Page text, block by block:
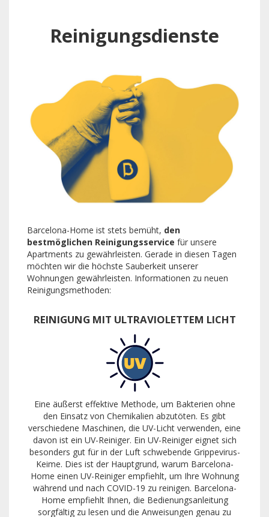
Reinigungsdienste
Barcelona-Home ist stets bemüht, den
bestmöglichen Reinigungsservice für unsere
Apartments zu gewährleisten. Gerade in diesen Tagen
möchten wir die höchste Sauberkeit unserer
Wohnungen gewährleisten. Informationen zu neuen
Reinigungsmethoden:
REINIGUNG MIT ULTRAVIOLETTEM LICHT
Eine äußerst effektive Methode, um Bakterien ohne
den Einsatz von Chemikalien abzutöten. Es gibt
verschiedene Maschinen, die UV-Licht verwenden, eine
davon ist ein UV-Reiniger. Ein UV-Reiniger eignet sich
besonders gut für in der Luft schwebende Grippevirus-
Keime. Dies ist der Hauptgrund, warum Barcelona-
Home einen UV-Reiniger empfiehlt, um Ihre Wohnung
während und nach COVID-19 zu reinigen. Barcelona-
Home empfiehlt Ihnen, die Bedienungsanleitung
sorgfältig zu lesen und die Anweisungen genau zu